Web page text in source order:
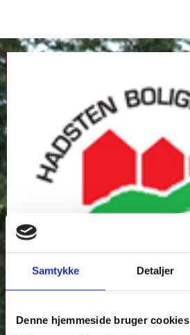
Samtykke Detaljer
Denne hjemmeside bruger cookies